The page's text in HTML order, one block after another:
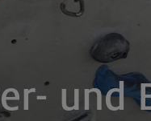
und